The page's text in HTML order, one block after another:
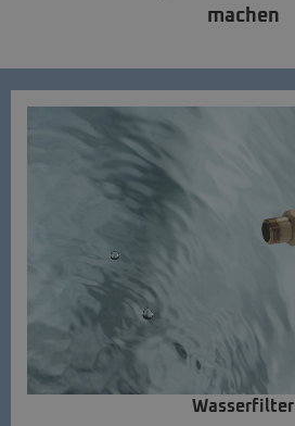
machen
Wasserfilter​